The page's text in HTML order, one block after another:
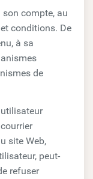
son compte, au
conditions. De
à sa
de
site Web,
peut-
refuser